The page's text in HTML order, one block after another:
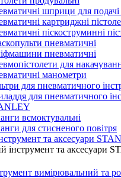
шприци для подачі
картриджні
піскоструминні
пневматичні
пневматичні
для
манометри
для пневматичного
для пневматичного
всмоктувальні
для стисненого повітря
та аксесуари
інструмент та аксесуари
вимірювальний та